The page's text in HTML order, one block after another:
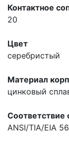
Контактное
20
Цвет
серебристый
Материал
цинковый
Соответствие
ANSI/TIA/EIA